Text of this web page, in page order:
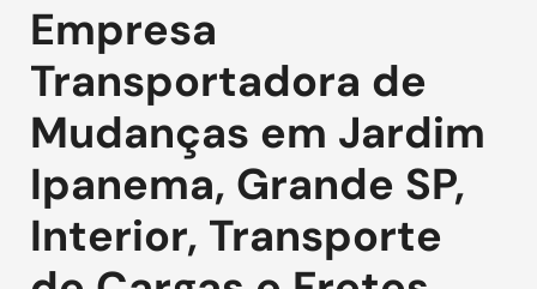
Empresa
Transportadora de
Mudanças em Jardim
Ipanema, Grande SP,
Interior, Transporte